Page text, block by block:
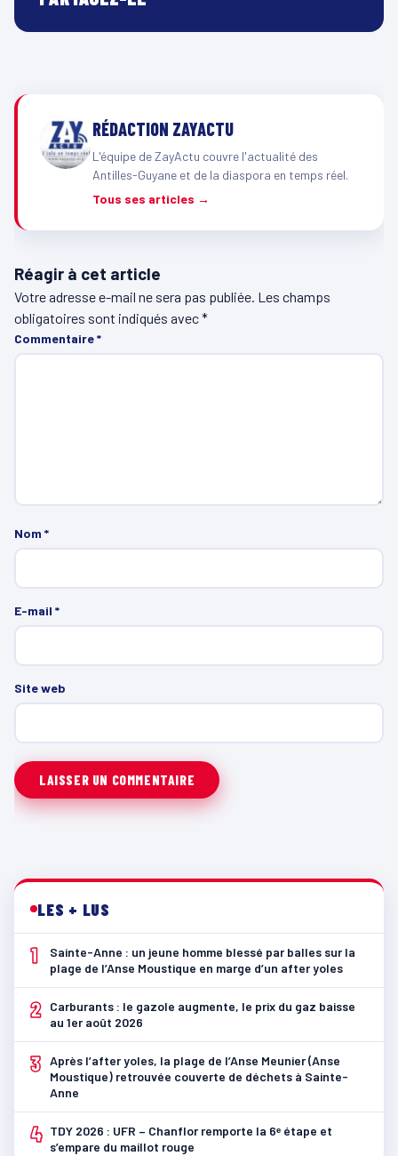
RÉDACTION ZAYACTU
L'équipe de ZayActu couvre l'actualité des
Antilles-Guyane et de la diaspora en temps réel.
Tous ses articles →
Réagir à cet article
Votre adresse e-mail ne sera pas publiée. Les champs
obligatoires sont indiqués avec*
Commentaire*
Nom *
E-mail *
Site web
LES + LUS
1
Sainte-Anne : un jeune homme blessé par balles sur la
plage de l’Anse Moustique en marge d’un after yoles
2
Carburants : le gazole augmente, le prix du gaz baisse
au 1er août 2026
3 Après l’after yoles, la plage de l’Anse Meunier (Anse
Moustique) retrouvée couverte de déchets à Sainte-
Anne
4 TDY 2026 : UFR – Chanflor remporte la 6ᵉ étape et
s’empare du maillot rouge